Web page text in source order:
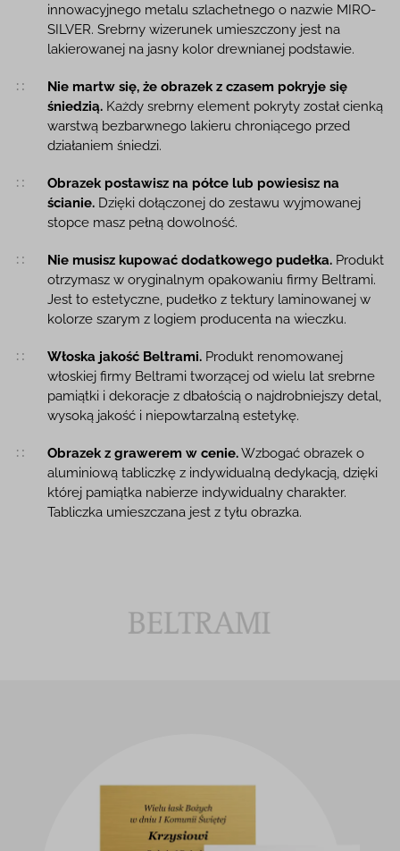
innowacyjnego metalu szlachetnego o nazwie MIRO-
SILVER. Srebrny wizerunek umieszczony jest na
lakierowanej na jasny kolor drewnianej podstawie.
Nie martw się, że obrazek z czasem pokryje się
śniedzią.Każdy srebrny element pokryty został cienką
warstwą bezbarwnego lakieru chroniącego przed
działaniem śniedzi.
Obrazek postawisz na półce lub powiesisz na
ścianie.Dzięki dołączonej do zestawu wyjmowanej
stopce masz pełną dowolność.
Nie musisz kupować dodatkowego pudełka.Produkt
otrzymasz w oryginalnym opakowaniu firmy Beltrami.
Jest to estetyczne, pudełko z tektury laminowanej w
kolorze szarym z logiem producenta na wieczku.
Włoska jakość Beltrami.Produkt renomowanej
włoskiej firmy Beltrami tworzącej od wielu lat srebrne
pamiątki i dekoracje z dbałością o najdrobniejszy detal,
wysoką jakość i niepowtarzalną estetykę.
Obrazek z grawerem w cenie.Wzbogać obrazek o
aluminiową tabliczkę z indywidualną dedykacją, dzięki
której pamiątka nabierze indywidualny charakter.
Tabliczka umieszczana jest z tyłu obrazka.